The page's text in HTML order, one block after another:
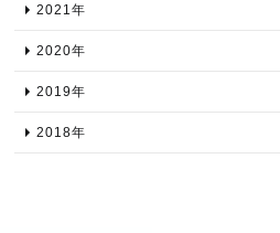
2021年​
2020年​
2019年​
2018年​